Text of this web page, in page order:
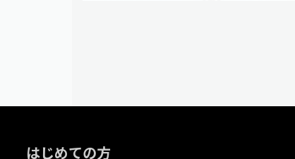
はじめての方